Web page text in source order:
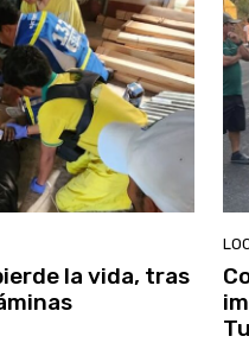
la vida, tras